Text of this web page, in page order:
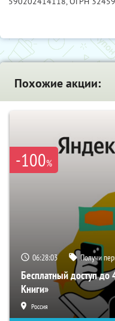
Похожие акции:
-100%
06:28:02 Получи
Бесплатный доступ до
Книги»
Россия